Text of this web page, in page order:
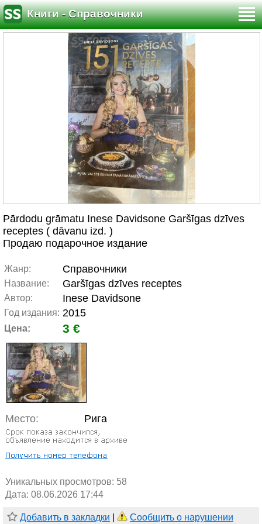
Книги - Справочники
Pārdodu grāmatu Inese Davidsone Garšīgas dzīves
receptes ( dāvanu izd. )
Продаю подарочное издание
Жанр: Справочники
Название: Garšīgas dzīves receptes
Автор: Inese Davidsone
Год издания: 2015
Цена: 3 €
Место: Рига
Уникальных просмотров: 58
Дата: 08.06.2026 17:44
Добавить в закладки Сообщить о нарушении